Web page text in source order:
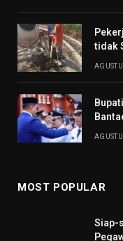
tidak
MOST POPULAR
Siap-